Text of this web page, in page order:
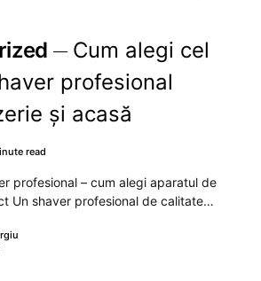
Cum alegi cel
profesional
și acasă
read
profesional – cum alegi aparatul de
Un shaver profesional de calitate…